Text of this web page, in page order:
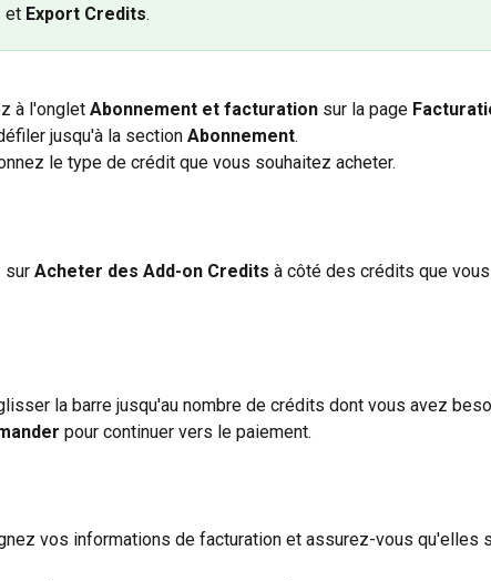
et Export Credits.
à l'onglet Abonnement et facturation sur la page
jusqu'à la section Abonnement.
le type de crédit que vous souhaitez acheter.
sur Acheter des Add-on Credits à côté des crédits que
la barre jusqu'au nombre de crédits dont vous avez
pour continuer vers le paiement.
vos informations de facturation et assurez-vous qu'elles